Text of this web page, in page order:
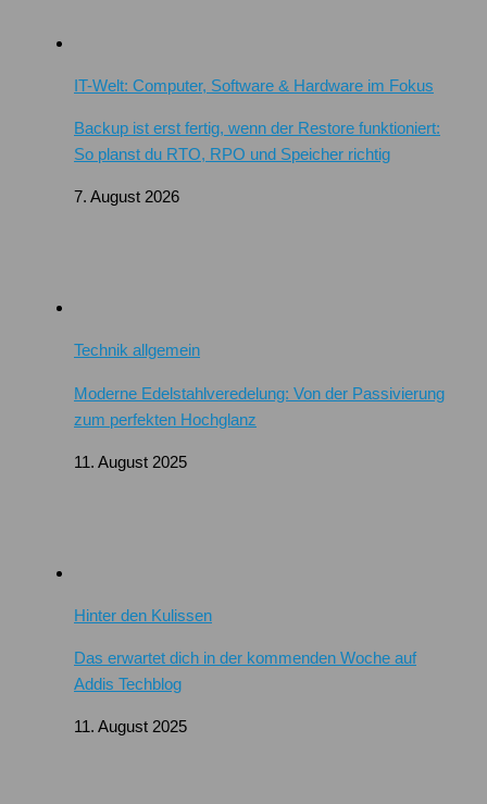
IT-Welt: Computer, Software & Hardware im Fokus
Backup ist erst fertig, wenn der Restore funktioniert:
So planst du RTO, RPO und Speicher richtig
7. August 2026
Technik allgemein
Moderne Edelstahlveredelung: Von der Passivierung
zum perfekten Hochglanz
11. August 2025
Hinter den Kulissen
Das erwartet dich in der kommenden Woche auf
Addis Techblog
11. August 2025